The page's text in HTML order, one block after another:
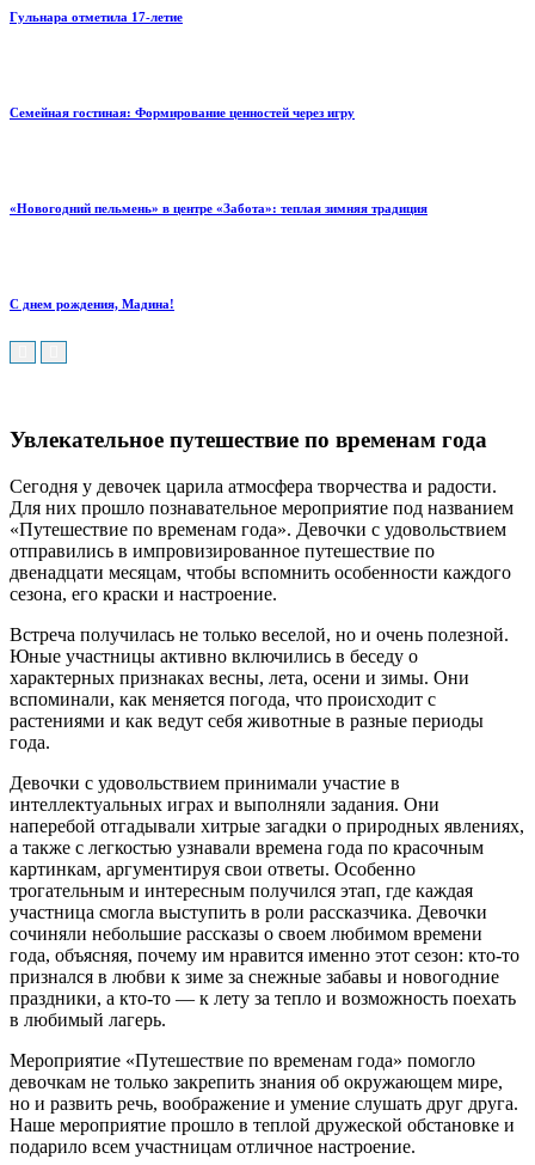
Гульнара отметила 17‑летие
Семейная гостиная: Формирование ценностей через игру
«Новогодний пельмень» в центре «Забота»: теплая зимняя традиция
С днем рождения, Мадина!
Увлекательное путешествие по временам года
Сегодня у девочек царила атмосфера творчества и радости.
Для них прошло познавательное мероприятие под названием
«Путешествие по временам года». Девочки с удовольствием
отправились в импровизированное путешествие по
двенадцати месяцам, чтобы вспомнить особенности каждого
сезона, его краски и настроение.
Встреча получилась не только веселой, но и очень полезной.
Юные участницы активно включились в беседу о
характерных признаках весны, лета, осени и зимы. Они
вспоминали, как меняется погода, что происходит с
растениями и как ведут себя животные в разные периоды
года.
Девочки с удовольствием принимали участие в
интеллектуальных играх и выполняли задания. Они
наперебой отгадывали хитрые загадки о природных явлениях,
а также с легкостью узнавали времена года по красочным
картинкам, аргументируя свои ответы. Особенно
трогательным и интересным получился этап, где каждая
участница смогла выступить в роли рассказчика. Девочки
сочиняли небольшие рассказы о своем любимом времени
года, объясняя, почему им нравится именно этот сезон: кто-то
признался в любви к зиме за снежные забавы и новогодние
праздники, а кто-то — к лету за тепло и возможность поехать
в любимый лагерь.
Мероприятие «Путешествие по временам года» помогло
девочкам не только закрепить знания об окружающем мире,
но и развить речь, воображение и умение слушать друг друга.
Наше мероприятие прошло в теплой дружеской обстановке и
подарило всем участницам отличное настроение.